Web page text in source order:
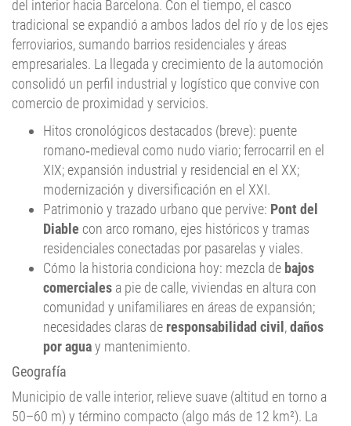
del interior hacia Barcelona. Con el tiempo, el casco
tradicional se expandió a ambos lados del río y de los ejes
ferroviarios, sumando barrios residenciales y áreas
empresariales. La llegada y crecimiento de la automoción
consolidó un perfil industrial y logístico que convive con
comercio de proximidad y servicios.
Hitos cronológicos destacados (breve): puente
romano‑medieval como nudo viario; ferrocarril en el
XIX; expansión industrial y residencial en el XX;
modernización y diversificación en el XXI.
Patrimonio y trazado urbano que pervive: Pont del
Diable con arco romano, ejes históricos y tramas
residenciales conectadas por pasarelas y viales.
Cómo la historia condiciona hoy: mezcla de bajos
comerciales a pie de calle, viviendas en altura con
comunidad y unifamiliares en áreas de expansión;
necesidades claras de responsabilidad civil ,daños
por aguay mantenimiento.
Geografía
Municipio de valle interior, relieve suave (altitud en torno a
50–60 m) y término compacto (algo más de 12 km²). La